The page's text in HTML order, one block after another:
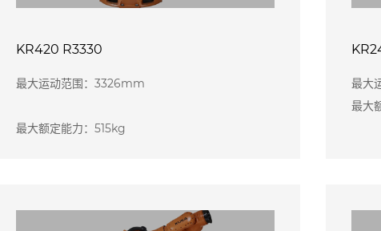
KR420 R3330
最大运动范围：3326mm
最大额定能力：515kg
最大
最大